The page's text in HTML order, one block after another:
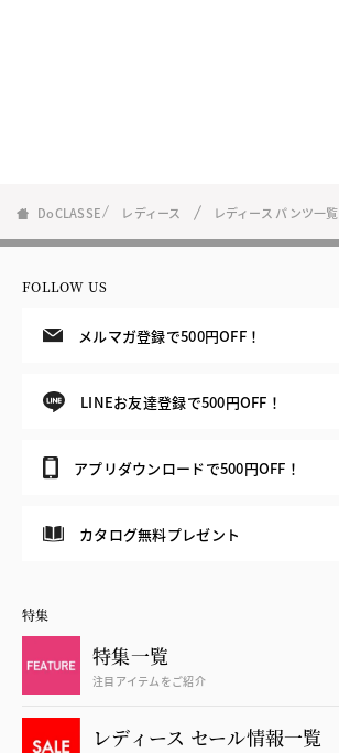
DoCLASSE レディース レディース パンツ一覧
FOLLOW US
メルマガ登録で500円OFF！
LINEお友達登録で500円OFF！
アプリダウンロードで500円OFF！
カタログ無料プレゼント
特集
特集一覧
注目アイテムをご紹介
レディース セール情報一覧